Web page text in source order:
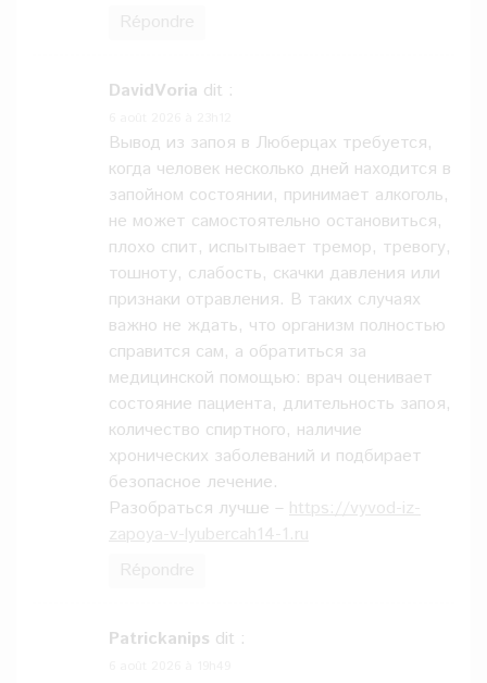
DavidVoria dit :
Вывод из запоя в Люберцах требуется,
когда человек несколько дней находится в
запойном состоянии, принимает алкоголь,
не может самостоятельно остановиться,
плохо спит, испытывает тремор, тревогу,
тошноту, слабость, скачки давления или
признаки отравления. В таких случаях
важно не ждать, что организм полностью
справится сам, а обратиться за
медицинской помощью: врач оценивает
состояние пациента, длительность запоя,
количество спиртного, наличие
хронических заболеваний и подбирает
безопасное лечение.
Разобраться лучше – https://vyvod-iz-
zapoya-v-lyubercah14-1.ru
Patrickanips dit :